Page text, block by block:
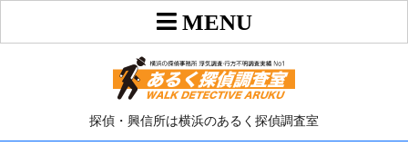
探偵・興信所は横浜のあるく探偵調査室